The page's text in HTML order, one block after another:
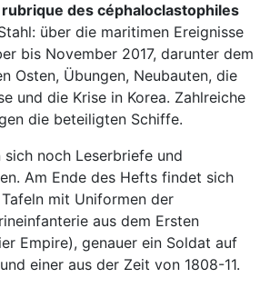
des céphaloclastophiles
über die maritimen Ereignisse
bis November 2017, darunter dem
Osten, Übungen, Neubauten, die
und die Krise in Korea. Zahlreiche
die beteiligten Schiffe.
noch Leserbriefe und
Am Ende des Hefts findet sich
mit Uniformen der
aus dem Ersten
Empire), genauer ein Soldat auf
einer aus der Zeit von 1808-11.